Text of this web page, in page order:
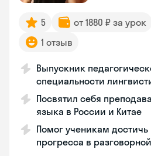
5 от 1880 ₽ за урок
1 отзыв
Выпускник
специальности
Посвятил себя
языка в России и Китае
Помог ученикам достичь
прогресса в